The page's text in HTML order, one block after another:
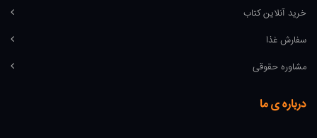
خرید آنلاین کتاب
سفارش غذا
مشاوره حقوقی
درباره ی ما